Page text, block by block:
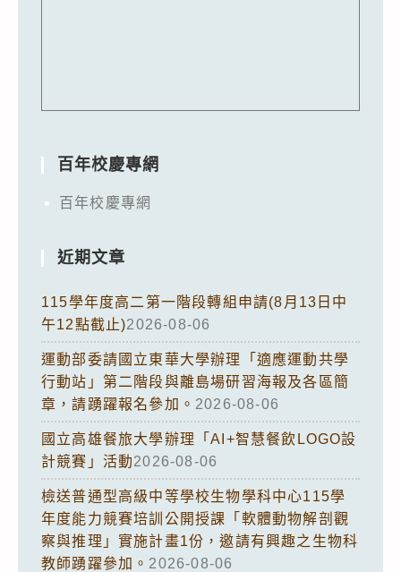
百年校慶專網
百年校慶專網
近期文章
115學年度高二第一階段轉組申請(8月13日中
午12點截止)2026-08-06
運動部委請國立東華大學辦理「適應運動共學
行動站」第二階段與離島場研習海報及各區簡
章，請踴躍報名參加。 2026-08-06
國立高雄餐旅大學辦理「AI+智慧餐飲LOGO設
計競賽」活動2026-08-06
檢送普通型高級中等學校生物學科中心115學
年度能力競賽培訓公開授課「軟體動物解剖觀
察與推理」實施計畫1份，邀請有興趣之生物科
教師踴躍參加。 2026-08-06